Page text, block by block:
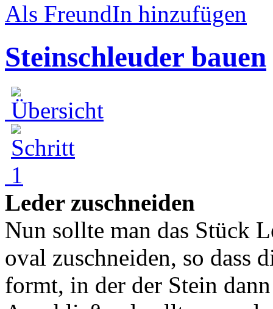
Als FreundIn hinzufügen
Steinschleuder bauen
Leder zuschneiden
Nun sollte man das Stück
oval zuschneiden, so dass
formt, in der der Stein